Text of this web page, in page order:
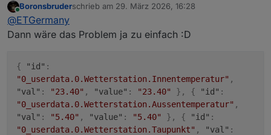
Soweit ich weiß, bc gibt nie eine führende Null
aus. SimpleAPI prüft beim Schreiben:
kein gültiges JSON‑Number‑Format
→ ioBroker speichert es als string Damit hast
du den Typwechsel zwischen number und
string
echo "scale=3;0.03*254/10" | bc -l
.762
LC_NUMERIC=C printf "%.3f" "$(echo
0.762
Online
Boronsbruderschrieb am 29. März 2026, 16:28
zuletzt editiert von
@ETGermany
Dann wäre das Problem ja zu einfach :D
{ "id" :
"0_userdata.0.Wetterstation.Innentemperatur" ,
"val" : "23.40" , "value" : "23.40" } , { "id" :
"0_userdata.0.Wetterstation.Aussentemperatur" ,
"val" : "5.40" , "value" : "5.40" } , { "id" :
"0_userdata.0.Wetterstation.Taupunkt" , "val" :